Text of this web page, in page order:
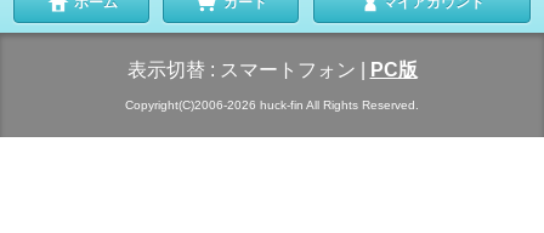
表示切替 : スマートフォン PC版
Copyright(C)2006-2026 huck-fin All Rights Reserved.